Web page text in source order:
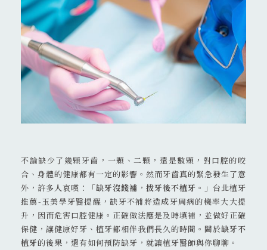
院所資訊
02 8911 0109
231 新北市 新店區 北新路二段 45號
不論缺少了幾顆牙齒，一顆、二顆，還是數顆，對口腔的咬
合、身體的健康都有一定的影響。然而牙齒真的緊急發生了意
外，許多人哀嘆：「缺牙沒錢補 ， 拔牙後不植牙 。」台北植牙
推薦-玉美學牙醫提醒，缺牙不補將造成牙周病的機率大大提
升，因而危害口腔健康。正確做法應是及時填補，並做好正確
保健，讓健康好牙、植牙都相伴我們長久的時間。關於缺牙不
植牙的後果，還有如何預防缺牙，就讓植牙醫師與你聊聊。